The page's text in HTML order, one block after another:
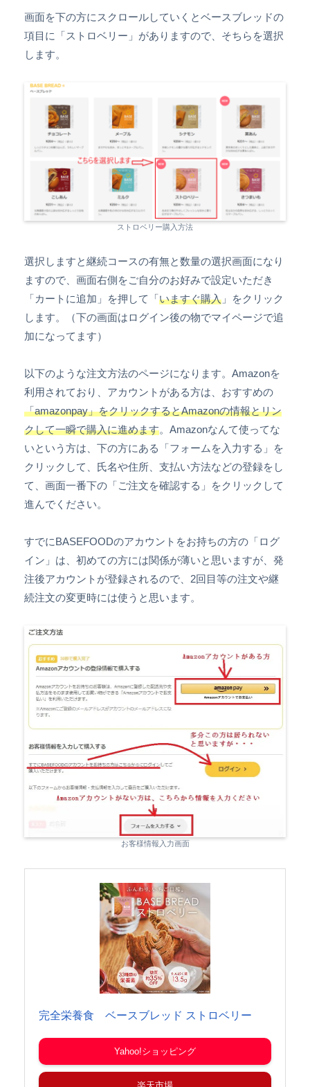
画面を下の方にスクロールしていくとベースブレッドの
項目に「ストロベリー」がありますので、そちらを選択
します。
ストロベリー購入方法
選択しますと継続コースの有無と数量の選択画面になり
ますので、画面右側をご自分のお好みで設定いただき
「カートに追加」を押して「 いますぐ購入 」をクリック
します。（下の画面はログイン後の物でマイページで追
加になってます）
以下のような注文方法のページになります。Amazonを
利用されており、アカウントがある方は、おすすめの
「amazonpay」をクリックするとAmazonの情報とリン
クして一瞬で購入に進めます。Amazonなんて使ってな
いという方は、下の方にある「フォームを入力する」を
クリックして、氏名や住所、支払い方法などの登録をし
て、画面一番下の「ご注文を確認する」をクリックして
進んでください。
すでにBASEFOODのアカウントをお持ちの方の「ログ
イン」は、初めての方には関係が薄いと思いますが、発
注後アカウントが登録されるので、2回目等の注文や継
続注文の変更時には使うと思います。
お客様情報入力画面
完全栄養食 ベースブレッド ストロベリー
Yahoo!ショッピング